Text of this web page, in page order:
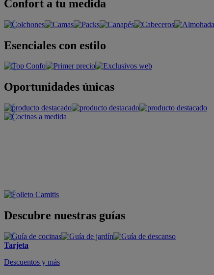
Confort a tu medida
Esenciales con estilo
Oportunidades únicas
Descubre nuestras guías
Tarjeta
Descuentos y más